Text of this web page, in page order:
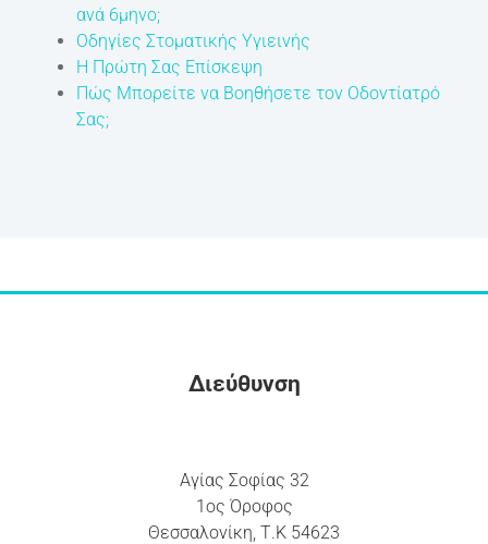
ανά 6μηνο;
Οδηγίες Στοματικής Υγιεινής
Η Πρώτη Σας Επίσκεψη
Πώς Μπορείτε να Βοηθήσετε τον Οδοντίατρό
Σας;
Διεύθυνση
Αγίας Σοφίας 32
1ος Όροφος
Θεσσαλονίκη, Τ.Κ 54623